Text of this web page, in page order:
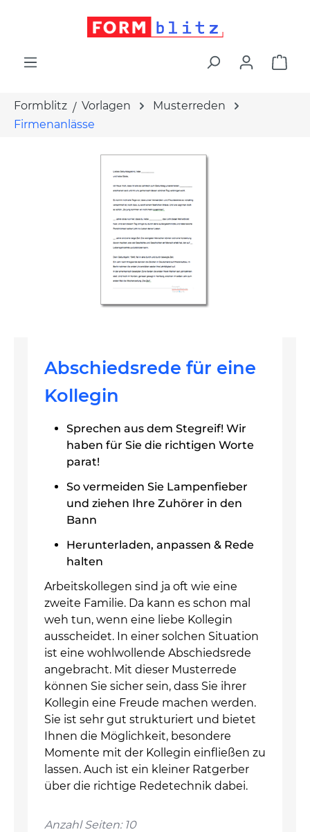
Formblitz Vorlagen
Musterreden
Firmenanlässe
Abschiedsrede für eine
Kollegin
Sprechen aus dem Stegreif! Wir
haben für Sie die richtigen Worte
parat!
So vermeiden Sie Lampenfieber
und ziehen Ihre Zuhörer in den
Bann
Herunterladen, anpassen & Rede
halten
Arbeitskollegen sind ja oft wie eine
zweite Familie. Da kann es schon mal
weh tun, wenn eine liebe Kollegin
ausscheidet. In einer solchen Situation
ist eine wohlwollende Abschiedsrede
angebracht. Mit dieser Musterrede
können Sie sicher sein, dass Sie ihrer
Kollegin eine Freude machen werden.
Sie ist sehr gut strukturiert und bietet
Ihnen die Möglichkeit, besondere
Momente mit der Kollegin einfließen zu
lassen. Auch ist ein kleiner Ratgerber
über die richtige Redetechnik dabei.
Anzahl Seiten: 10